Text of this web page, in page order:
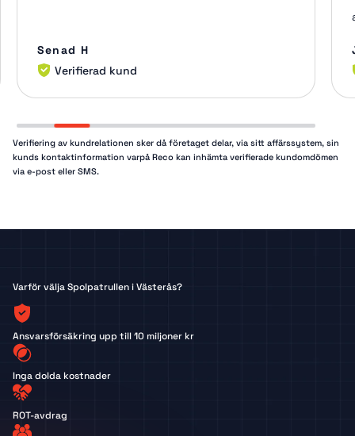
Senad H
Verifierad kund
Verifiering av kundrelationen sker då företaget delar, via sitt affärssystem, sin
kunds kontaktinformation varpå Reco kan inhämta verifierade kundomdömen
via e-post eller SMS.
Varför välja Spolpatrullen i Västerås?
Ansvarsförsäkring upp till 10 miljoner kr
Inga dolda kostnader
ROT-avdrag